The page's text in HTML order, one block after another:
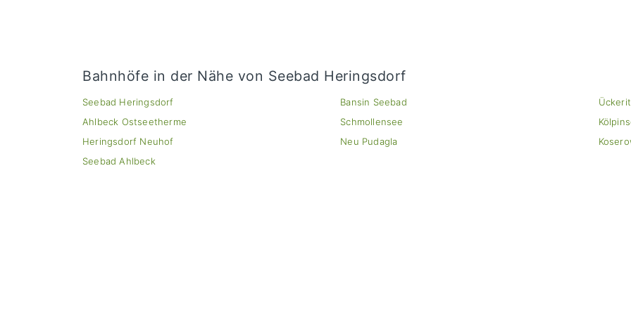
Bahnhöfe in der Nähe von Seebad Heringsdorf
Seebad Heringsdorf
Ahlbeck Ostseetherme
Heringsdorf Neuhof
Seebad Ahlbeck
Bansin Seebad
Schmollensee
Neu Pudagla